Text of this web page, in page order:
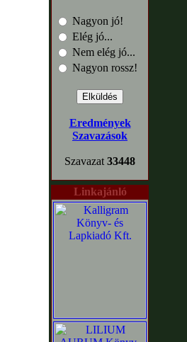
Nagyon jó!
Elég jó...
Nem elég jó...
Nagyon rossz!
Eredmények
Szavazások
Szavazat 33448
Linkajánló